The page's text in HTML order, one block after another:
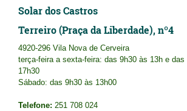
Solar dos Castros
Terreiro (Praça da Liberdade), nº4
4920-296 Vila Nova de Cerveira
terça-feira a sexta-feira: das 9h30 às 13h e das
17h30
Sábado: das 9h30 às 13h00
Telefone: 251 708 024